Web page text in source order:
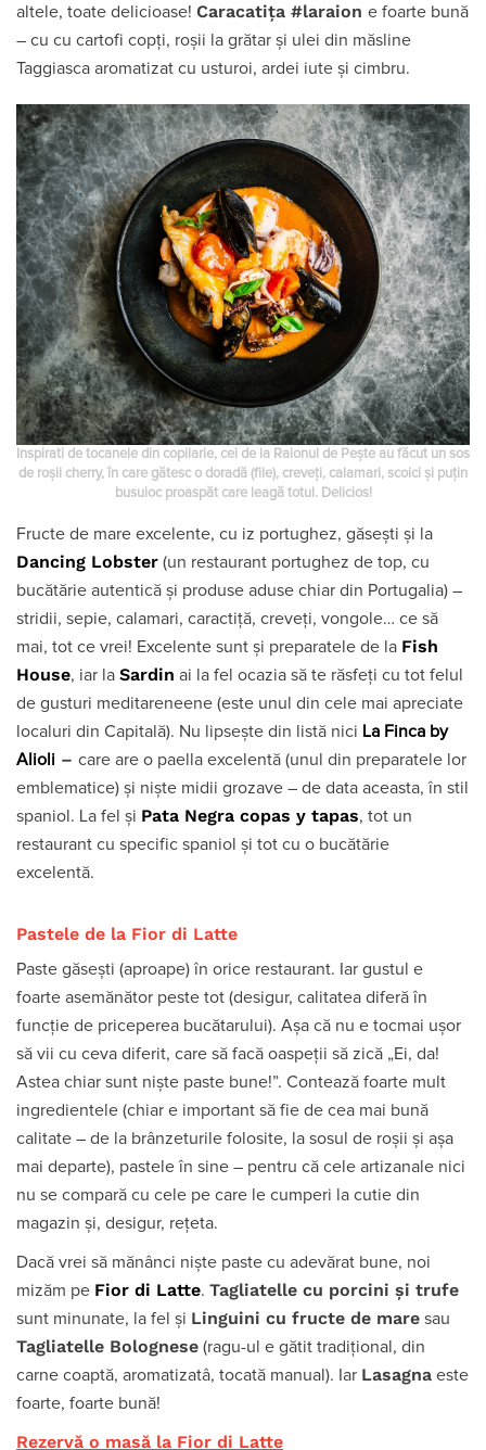
altele, toate delicioase! Caracatița #laraion e foarte bună
– cu cu cartofi copți, roșii la grătar și ulei din măsline
Taggiasca aromatizat cu usturoi, ardei iute și cimbru.
Inspirati de tocanele din copilarie, cei de la Raionul de Pește au făcut un sos
de roșii cherry, în care gătesc o doradă (file), creveți, calamari, scoici și puțin
busuioc proaspăt care leagă totul. Delicios!
Fructe de mare excelente, cu iz portughez, găsești și la
Dancing Lobster (un restaurant portughez de top, cu
bucătărie autentică și produse aduse chiar din Portugalia) –
stridii, sepie, calamari, caractiță, creveți, vongole… ce să
mai, tot ce vrei! Excelente sunt și preparatele de la Fish
House, iar la Sardin ai la fel ocazia să te răsfeți cu tot felul
de gusturi meditareneene (este unul din cele mai apreciate
localuri din Capitală). Nu lipsește din listă nici La Finca by
Alioli – care are o paella excelentă (unul din preparatele lor
emblematice) și niște midii grozave – de data aceasta, în stil
spaniol. La fel și Pata Negra copas y tapas, tot un
restaurant cu specific spaniol și tot cu o bucătărie
excelentă.
Pastele de la Fior di Latte
Paste găsești (aproape) în orice restaurant. Iar gustul e
foarte asemănător peste tot (desigur, calitatea diferă în
funcție de priceperea bucătarului). Așa că nu e tocmai ușor
să vii cu ceva diferit, care să facă oaspeții să zică „Ei, da!
Astea chiar sunt niște paste bune!”. Contează foarte mult
ingredientele (chiar e important să fie de cea mai bună
calitate – de la brânzeturile folosite, la sosul de roșii și așa
mai departe), pastele în sine – pentru că cele artizanale nici
nu se compară cu cele pe care le cumperi la cutie din
magazin și, desigur, rețeta.
Dacă vrei să mănânci niște paste cu adevărat bune, noi
mizăm pe Fior di Latte. Tagliatelle cu porcini și trufe
sunt minunate, la fel și Linguini cu fructe de mare sau
Tagliatelle Bolognese (ragu-ul e gătit tradițional, din
carne coaptă, aromatizatâ, tocată manual). Iar Lasagna este
foarte, foarte bună!
Rezervă o masă la Fior di Latte